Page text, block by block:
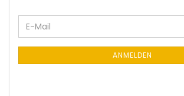
WEITER
ZUR
NEWSLETTER-
E-
Mail
ANMELDEN